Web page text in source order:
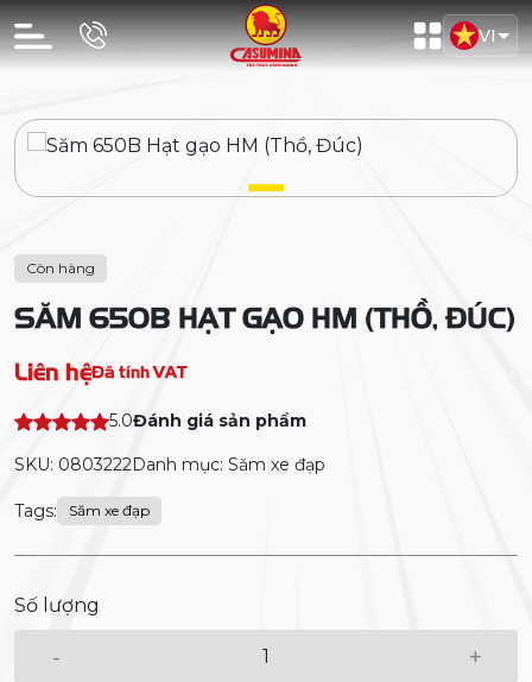
VI
Còn hàng
SĂM 650B HẠT GẠO HM (THỒ, ĐÚC)
Liên hệĐã tính VAT
5.0Đánh giá sản phẩm
SKU: 0803222Danh mục: Săm xe đạp
Tags: Săm xe đạp
Số lượng
- +